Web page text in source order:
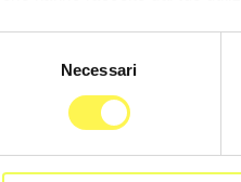
Necessari